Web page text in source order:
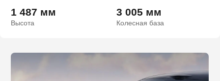
1 487 мм
Высота
3 005 мм
Колесная база